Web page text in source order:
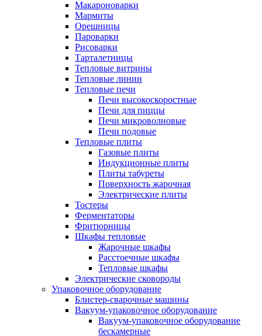
Макароноварки
Мармиты
Орешницы
Пароварки
Рисоварки
Тарталетницы
Тепловые витрины
Тепловые линии
Тепловые печи
Печи высокоскоростные
Печи для пиццы
Печи микроволновые
Печи подовые
Тепловые плиты
Газовые плиты
Индукционные плиты
Плиты табуреты
Поверхность жарочная
Электрические плиты
Тостеры
Ферментаторы
Фритюрницы
Шкафы тепловые
Жарочные шкафы
Расстоечные шкафы
Тепловые шкафы
Электрические сковороды
Упаковочное оборудование
Блистер-сварочные машины
Вакуум-упаковочное оборудование
Вакуум-упаковочное оборудование
беcкамерные